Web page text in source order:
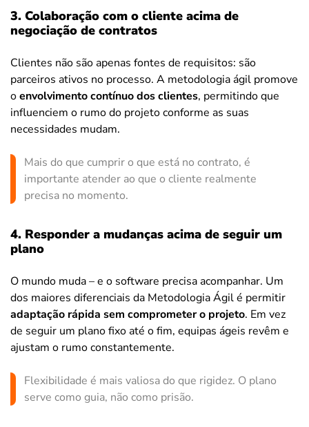
3. Colaboração com o cliente acima de
negociação de contratos
Clientes não são apenas fontes de requisitos: são
parceiros ativos no processo. A metodologia ágil promove
oenvolvimento contínuo dos clientes, permitindo que
influenciem o rumo do projeto conforme as suas
necessidades mudam.
Mais do que cumprir o que está no contrato, é
importante atender ao que o cliente realmente
precisa no momento.
4. Responder a mudanças acima de seguir um
plano
O mundo muda – e o software precisa acompanhar. Um
dos maiores diferenciais da Metodologia Ágil é permitir
adaptação rápida sem comprometer o projeto. Em vez
de seguir um plano fixo até o fim, equipas ágeis revêm e
ajustam o rumo constantemente.
Flexibilidade é mais valiosa do que rigidez. O plano
serve como guia, não como prisão.